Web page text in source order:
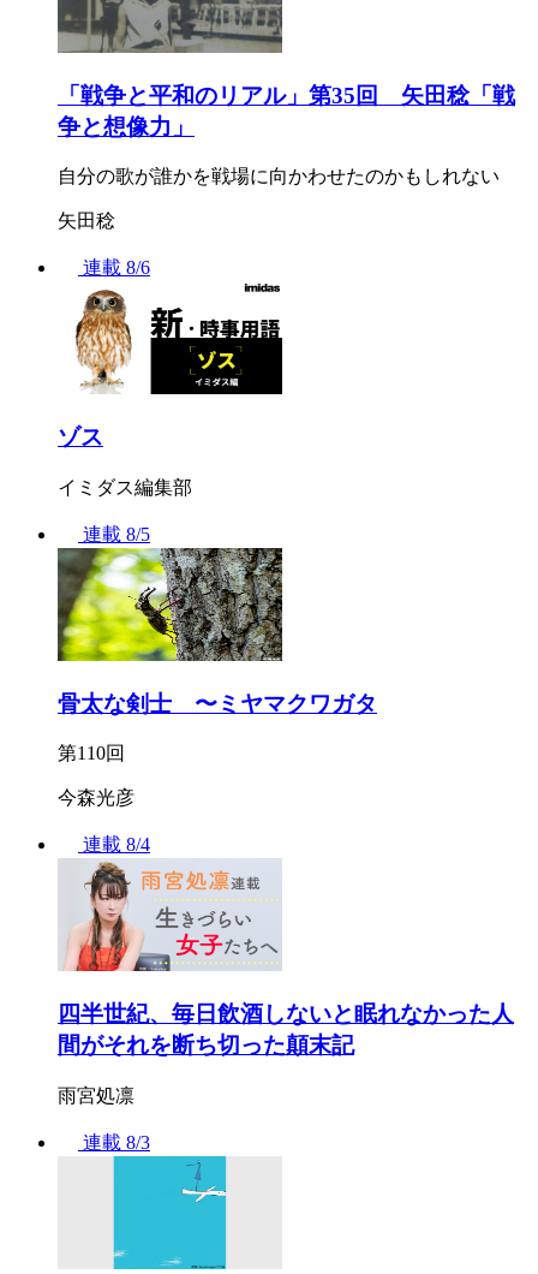
「戦争と平和のリアル」第35回 矢田稔「戦
争と想像力」
自分の歌が誰かを戦場に向かわせたのかもしれない
矢田稔
連載 8/6
ゾス
イミダス編集部
連載 8/5
骨太な剣士 〜ミヤマクワガタ
第110回
今森光彦
連載 8/4
四半世紀、毎日飲酒しないと眠れなかった人
間がそれを断ち切った顛末記
雨宮処凛
連載 8/3